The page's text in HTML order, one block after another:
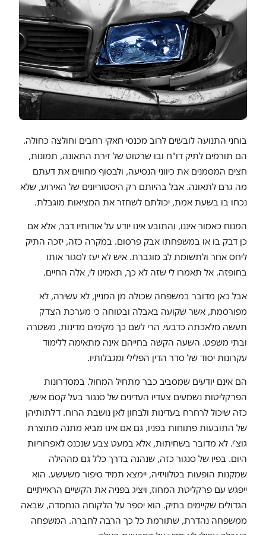
בוחני התנועה לובשים לרוב מכנסי חאקי רחבים וחולצה כחולה.
הם תורמים לתיק דו"ח ובו שרטוט של זירת התאונה, תמונות,
חצים המסמנים את כיווני הנסיעה, ולבסוף מחווים את דעתם
מה גרם לתאונה. אבל בהיותם רק היסטוריונים של האירוע, שלא
נכחו בו בשעת אמת, יכולתם לשחזר את המציאות מוגבלת.
המנוח כאמור איננו, והתובע אינו יודע על אודותיו דבר, אלא אם
כן דבק בו או במשפחתו אבק פרסום. במקרה כזה, יזכה התיק
ליחס אחר ולתשומת לב מוגברת. איש לא יעז לסגור אותו
בחופזה. אל תאמרו לי שזה לא כך, תאמינו לי, אלה החיים.
אבל כאן מדובר במשפחה שכולה מן המניין, לא עשירה, לא
מפורסמת, אשר שקועה באבלה ובטוחה כי מערכת הצדק
תעשה מלאכתה כדבעי. הרי לשם כך מקימים מדינות, משטרה
ובתי משפט. השעה הקשה בחייהם אינה מתאימה ללימוד
עקרונות יסוד של סדר הדין הפלילי ומגבלותיו.
הם אינם יודעים שמסביב כבר מתחיל המחול. במסדרונות
הפרקליטות נשמעים צעדיו העדינים של סנגור בעל קסם אישי,
כזה שיכול לרחרח בעדינות ולבחון לאן נושבת הרוח. דלתותיהן
של התובעות פתוחות בפניו, גם אם אינו מביא מתנה מתוצרת
גוצ'י. לא מדובר בשחיתות, אלא במעט צבע שנכנס לאפרוריות
היום. בפיו של סנגור כזה, שנהנה בדרך כלל גם מההילה
שמקנות הופעות בטלוויזיה, יימצא תמיד סיפור משעשע. הוא
ייפגש עם פרקליטת המחוז, ויציג בפניה את הקשיים הראייתיים
הגדולים שקיימים בתיק. הוא יספר על הלקוחה הנחמדה, שבאה
ממשפחה נהדרת, שתורמת כל כך הרבה לחברה. המשפחה